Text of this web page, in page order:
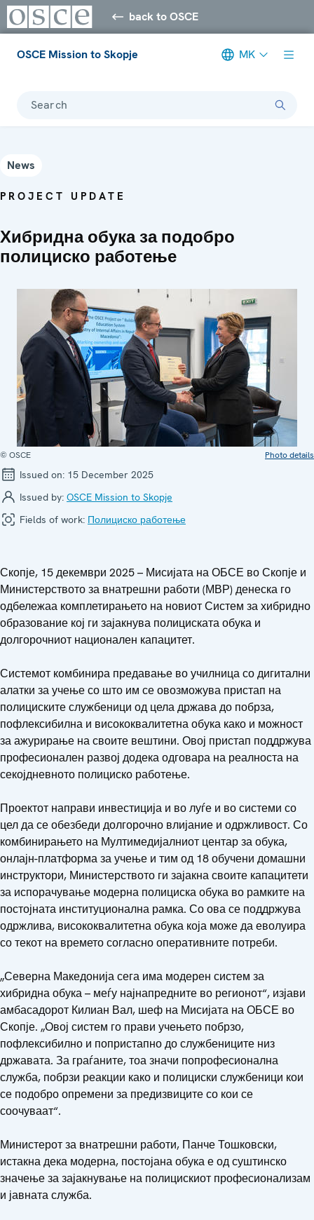
back to OSCE
OSCE Mission to Skopje MK
Search
News
PROJECT UPDATE
Хибридна обука за подобро
полициско работење
© OSCE Photo details
Issued on: 15 December 2025
Issued by: OSCE Mission to Skopje
Fields of work: Полициско работење
Скопје, 15 декември 2025 – Мисијата на ОБСЕ во Скопје и
Министерството за внатрешни работи (МВР) денеска го
одбележаа комплетирањето на новиот Систем за хибридно
образование кој ги зајакнува полициската обука и
долгорочниот национален капацитет.
Системот комбинира предавање во училница со дигитални
алатки за учење со што им се овозможува пристап на
полициските службеници од цела држава до побрза,
пофлексибилна и висококвалитетна обука како и можност
за ажурирање на своите вештини. Овој пристап поддржува
професионален развој додека одговара на реалноста на
секојдневното полициско работење.
Проектот направи инвестиција и во луѓе и во системи со
цел да се обезбеди долгорочно влијание и одржливост. Со
комбинирањето на Мултимедијалниот центар за обука,
онлајн-платформа за учење и тим од 18 обучени домашни
инструктори, Министерството ги зајакна своите капацитети
за испорачување модерна полициска обука во рамките на
постојната институционална рамка. Со ова се поддржува
одржлива, висококвалитетна обука која може да еволуира
со текот на времето согласно оперативните потреби.
„Северна Македонија сега има модерен систем за
хибридна обука – меѓу најнапредните во регионот“, изјави
амбасадорот Килиан Вал, шеф на Мисијата на ОБСЕ во
Скопје. „Овој систем го прави учењето побрзо,
пофлексибилно и попристапно до службениците низ
државата. За граѓаните, тоа значи попрофесионална
служба, побрзи реакции како и полициски службеници кои
се подобро опремени за предизвиците со кои се
соочуваат“.
Министерот за внатрешни работи, Панче Тошковски,
истакна дека модерна, постојана обука е од суштинско
значење за зајакнување на полицискиот професионализам
и јавната служба.